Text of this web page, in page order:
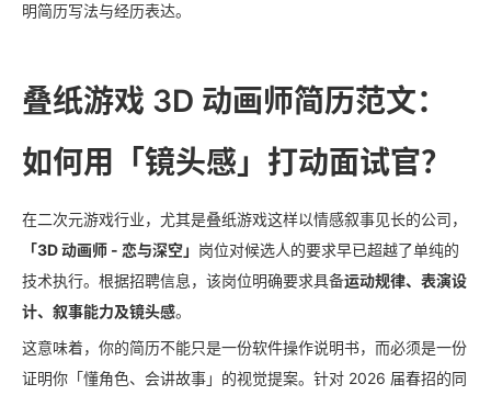
明简历写法与经历表达。
叠纸游戏 3D 动画师简历范文：
如何用「镜头感」打动面试官？
在二次元游戏行业，尤其是叠纸游戏这样以情感叙事见长的公司，
「3D 动画师 - 恋与深空」 岗位对候选人的要求早已超越了单纯的
技术执行。根据招聘信息，该岗位明确要求具备运动规律、表演设
计、叙事能力及镜头感。
这意味着，你的简历不能只是一份软件操作说明书，而必须是一份
证明你「懂角色、会讲故事」的视觉提案。针对 2026 届春招的同